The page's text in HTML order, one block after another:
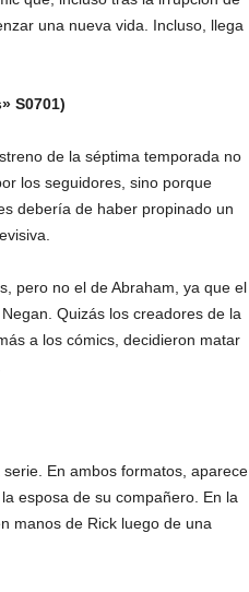
una nueva vida. Incluso, llega
S0701)
de la séptima temporada no
los seguidores, sino porque
debería de haber propinado un
pero no el de Abraham, ya que el
Quizás los creadores de la
a los cómics, decidieron matar
En ambos formatos, aparece
esposa de su compañero. En la
manos de Rick luego de una